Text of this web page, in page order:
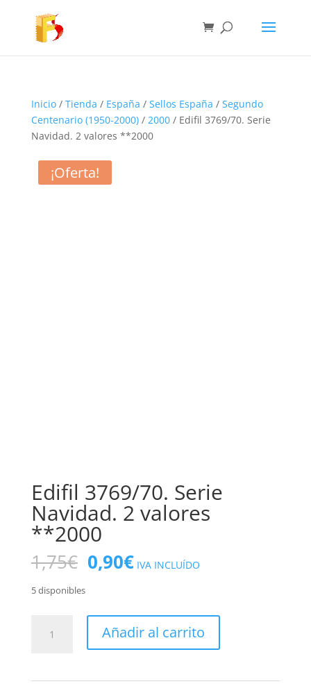
Inicio/ Tienda / España / Sellos España / Segundo
Centenario (1950-2000)/ 2000/ Edifil 3769/70. Serie
Navidad. 2 valores **2000
¡Oferta!
Edifil 3769/70. Serie
Navidad. 2 valores
**2000
1,75€ El
precio
era:
1,75€.
0,90€El
precio
es:
0,90€.
IVA INCLUÍDO
5 disponibles
3769/70.
Añadir al carrito